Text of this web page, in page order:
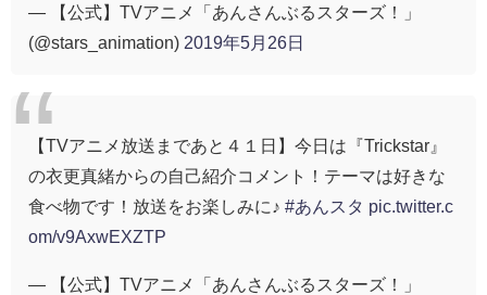
— 【公式】TVアニメ「あんさんぶるスターズ！」
(@stars_animation) 2019年5月26日
【TVアニメ放送まであと４１日】今日は『Trickstar』
の衣更真緒からの自己紹介コメント！テーマは好きな
食べ物です！放送をお楽しみに♪ #あんスタ pic.twitter.c
om/v9AxwEXZTP
— 【公式】TVアニメ「あんさんぶるスターズ！」